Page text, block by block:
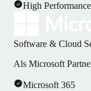
High
Software & Cloud
Als Microsoft
Microsoft 365